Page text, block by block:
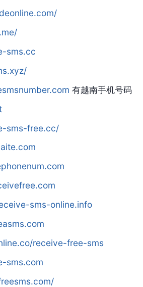
sms.cc
有越南手机号码
sms-free.cc/
sms-online.info
receive-free-sms
sms.com